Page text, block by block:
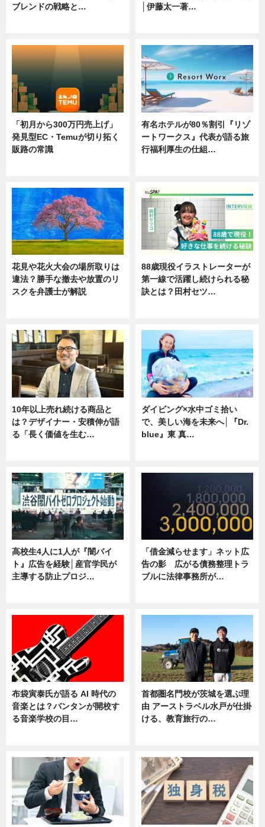
ブレンドの戦略と…
│伊藤太一著…
「初月から300万円売上げ」
発見型EC・Temuが切り拓く
販路の常識
有名ホテルが80％割引『リゾ
ートワークス』代表が語る旅
行福利厚生の仕組…
花見や花火大会の場所取りは
違法？勝手な撤去や放置のリ
スクを弁護士が解説
88歳現役イラストレーターが
第一線で活躍し続けられる秘
訣とは？田村セツ…
10年以上売れ続ける商品と
は？デザイナー・安積伸が語
る「長く価値を生む…
ダイビング×水中ゴミ拾い
で、美しい海を未来へ│『Dr.
blue』東 真…
高校生4人に1人が『闇バイ
ト』広告を経験│産官学民が
主導する防止プロジ…
「借金減らせます」ネット広
告の影 広がる債務整理トラ
ブルに法律事務所が…
布袋寅泰氏が語る AI 時代の
音楽とは？バンタンが開校す
る音楽学校の目…
首都圏名門校が茨城を選ぶ理
由 アーストラベル水戸が仕掛
ける、教育旅行の…